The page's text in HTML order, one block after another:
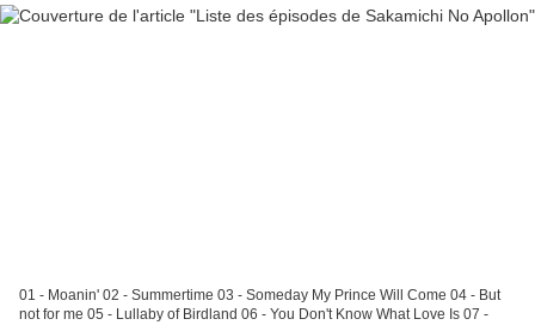
01 - Moanin' 02 - Summertime 03 - Someday My Prince Will Come 04 - But
not for me 05 - Lullaby of Birdland 06 - You Don't Know What Love Is 07 -